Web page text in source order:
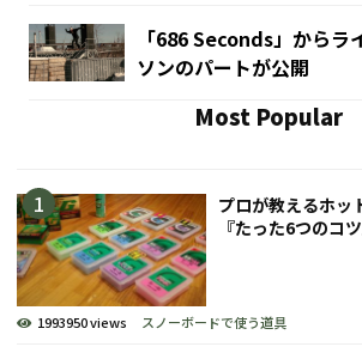
「686 Seconds」からラ
ソンのパートが公開
Most Popular
プロが教えるホッ
『たった6つのコツ
1993950 views スノーボードで使う道具